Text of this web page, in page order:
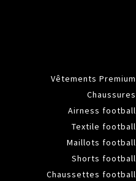
Vêtements Premium
Chaussures
Airness football
Textile football
Maillots football
Shorts football
Chaussettes football